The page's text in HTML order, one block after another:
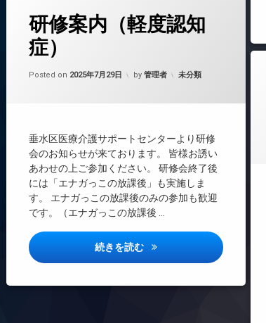
研修案内（軽度認知
症）
Posted on 2025年7月29日 by管理者 カテゴリー:
未分類
垂水区医療介護サポートセンターより研修
会のお知らせが来ております。 皆様お誘い
あわせの上ご参加ください。 研修会終了後
には「エナガっこの放課後」も実施しま
す。 エナガっこの放課後のみの参加も歓迎
です。（エナガっこの放課後 …
続きを読む 研修案内（軽度認知症）
エナガっこの放課後
ケートについて
支援協議会研修会のご案内（実技研修）